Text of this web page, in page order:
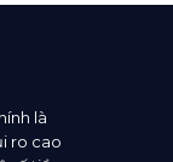
là
ro cao